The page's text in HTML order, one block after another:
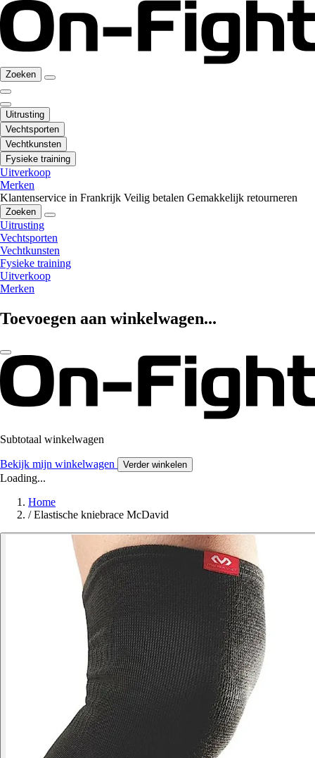
Zoeken
Uitrusting
Vechtsporten
Vechtkunsten
Fysieke training
Uitverkoop
Merken
Klantenservice in Frankrijk Veilig betalen Gemakkelijk retourneren
Zoeken
Uitrusting
Vechtsporten
Vechtkunsten
Fysieke training
Uitverkoop
Merken
Toevoegen aan winkelwagen...
Subtotaal winkelwagen
Bekijk mijn winkelwagen Verder winkelen
Loading...
Home
/ Elastische kniebrace McDavid